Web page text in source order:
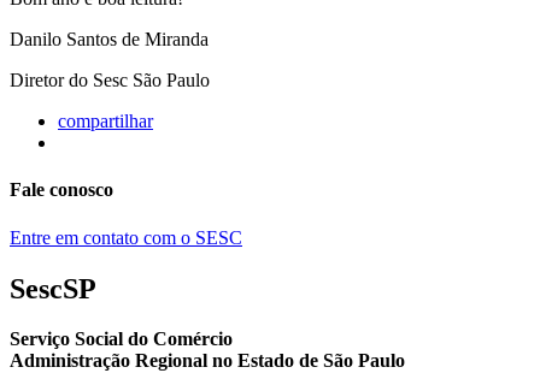
Danilo Santos de Miranda
Diretor do Sesc São Paulo
compartilhar
Fale conosco
Entre em contato com o SESC
SescSP
Serviço Social do Comércio
Administração Regional no Estado de São Paulo